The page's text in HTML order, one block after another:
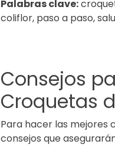
Palabras clave:
coliflor, paso a paso,
Consejos
Croquetas
Para hacer las mejores
consejos que